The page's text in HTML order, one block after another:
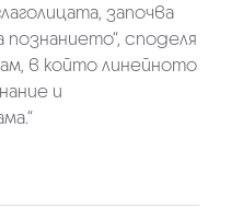
започва
споделя
в който линейното
и